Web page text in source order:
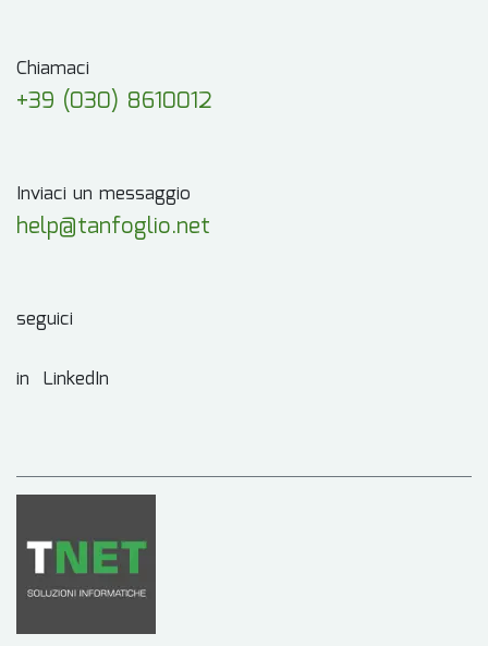
Chiamaci
+39 (030) 8610012
Inviaci un messaggio
help@tanfoglio.net
seguici
in LinkedIn